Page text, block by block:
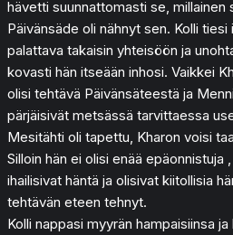
hävetti suunnattomasti se, millainen
Päivänsäde oli nähnyt sen. Kolli
palattava takaisin yhteisöön ja
kovasti hän itseään inhosi. Vaikkei
olisi tehtävä Päivänsäteestä ja
pärjäisivät metsässä tarvittaessa
Mesitähti oli tapettu, Kharon voisi
Silloin hän ei olisi enää epäonnistuja
ihailisivat häntä ja olisivat kiitollisia
tehtävän eteen tehnyt.
Kolli nappasi myyrän hampaisiinsa